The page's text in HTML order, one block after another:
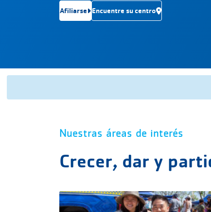
Afiliarse Encuentre su centro
Nuestras áreas de interés
Crecer, dar y